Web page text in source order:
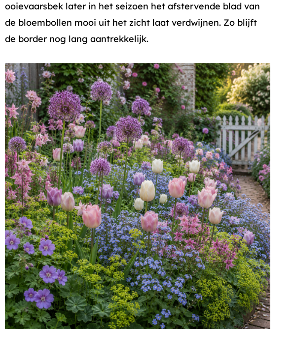
ooievaarsbek later in het seizoen het afstervende blad van
de bloembollen mooi uit het zicht laat verdwijnen. Zo blijft
de border nog lang aantrekkelijk.